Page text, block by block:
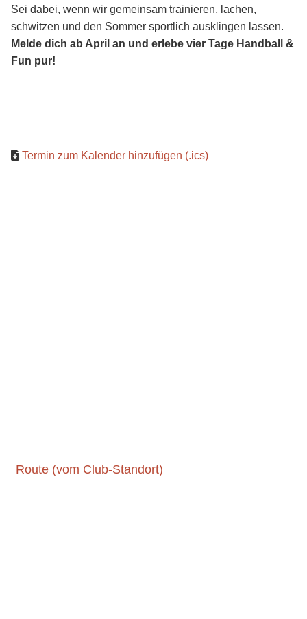
Sei dabei, wenn wir gemeinsam trainieren, lachen,
schwitzen und den Sommer sportlich ausklingen lassen.
Melde dich ab April an und erlebe vier Tage Handball &
Fun pur!
Termin zum Kalender hinzufügen (.ics)
Route (vom Club-Standort)